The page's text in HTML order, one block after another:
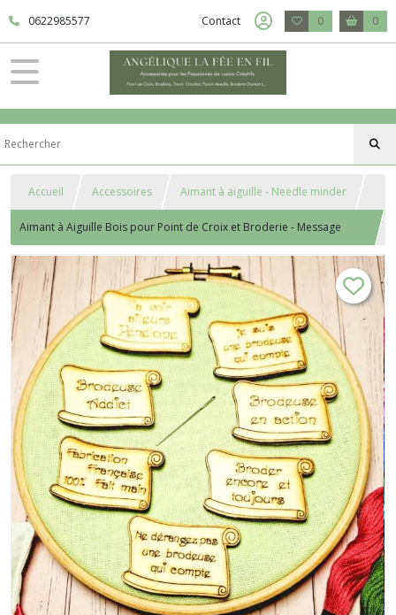
0622985577 Contact 0 0
Accueil Accessoires Aimant à aiguille - Needle minder
Aimant à Aiguille Bois pour Point de Croix et Broderie - Message
Parchemin